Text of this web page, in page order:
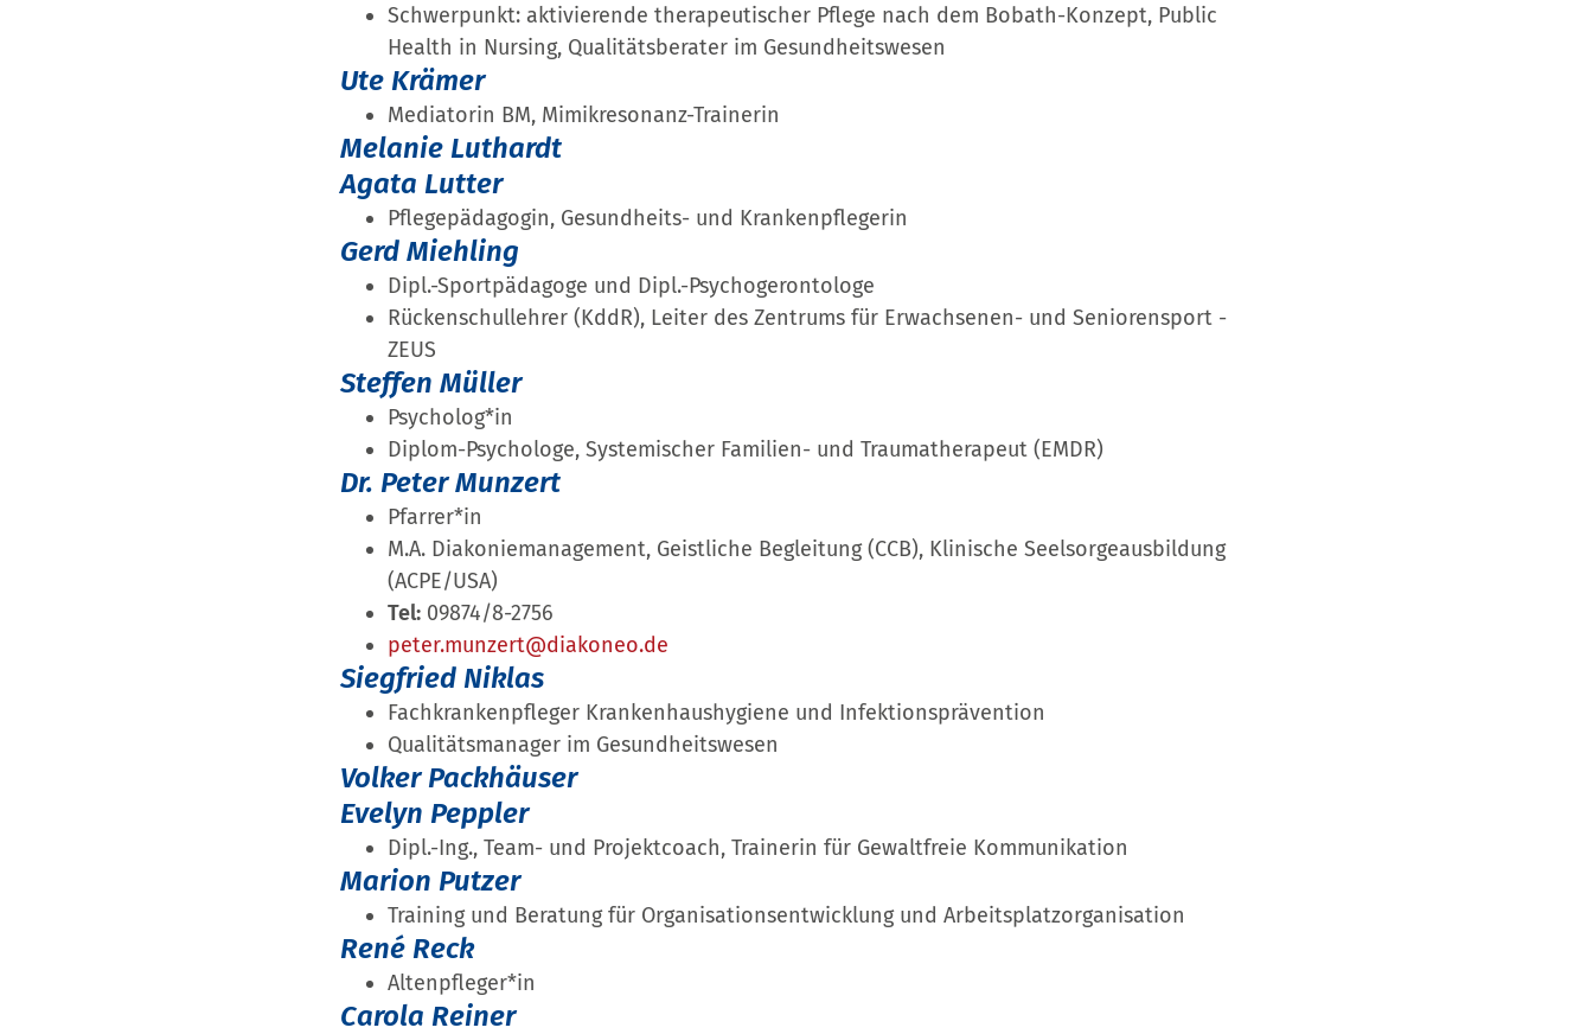
Schwerpunkt: aktivierende therapeutischer Pflege nach dem Bobath-Konzept, Public
Health in Nursing, Qualitätsberater im Gesundheitswesen
Ute Krämer
Mediatorin BM, Mimikresonanz-Trainerin
Melanie Luthardt
Agata Lutter
Pflegepädagogin, Gesundheits- und Krankenpflegerin
Gerd Miehling
Dipl.-Sportpädagoge und Dipl.-Psychogerontologe
Rückenschullehrer (KddR), Leiter des Zentrums für Erwachsenen- und Seniorensport -
ZEUS
Steffen Müller
Psycholog*in
Diplom-Psychologe, Systemischer Familien- und Traumatherapeut (EMDR)
Dr. Peter Munzert
Pfarrer*in
M.A. Diakoniemanagement, Geistliche Begleitung (CCB), Klinische Seelsorgeausbildung
(ACPE/USA)
Tel: 09874/8-2756
peter.munzert@diakoneo.de
Siegfried Niklas
Fachkrankenpfleger Krankenhaushygiene und Infektionsprävention
Qualitätsmanager im Gesundheitswesen
Volker Packhäuser
Evelyn Peppler
Dipl.-Ing., Team- und Projektcoach, Trainerin für Gewaltfreie Kommunikation
Marion Putzer
Training und Beratung für Organisationsentwicklung und Arbeitsplatzorganisation
René Reck
Altenpfleger*in
Carola Reiner